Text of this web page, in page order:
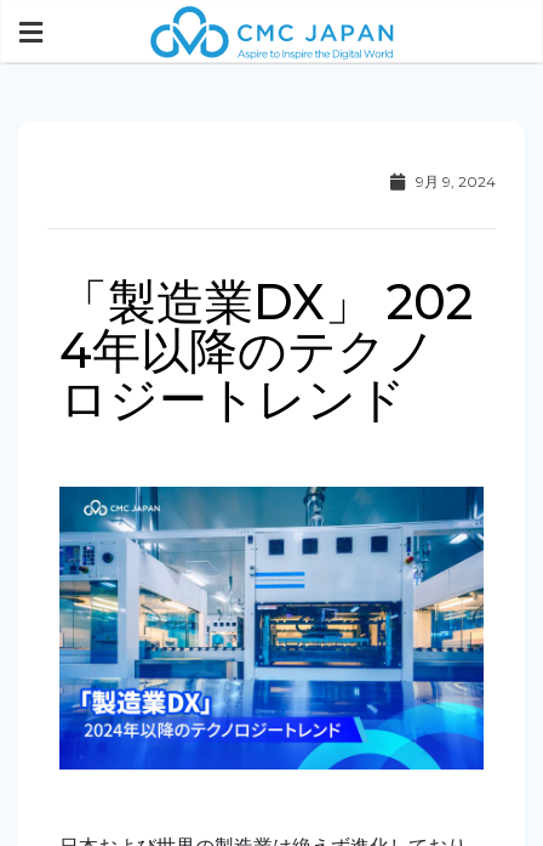
9月 9, 2024
「製造業DX」 202
4年以降のテクノ
ロジートレンド